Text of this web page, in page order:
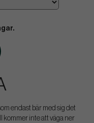
endast bär med sig det
kommer inte att väga ner